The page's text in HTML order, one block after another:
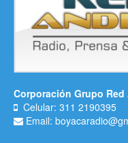
Corporación Grupo
Celular: 311 2190395
Email: